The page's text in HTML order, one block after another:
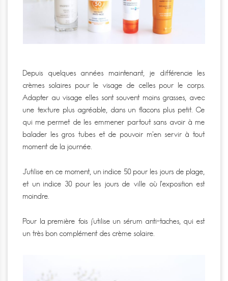
Depuis quelques années maintenant, je différencie les
crèmes solaires pour le visage de celles pour le corps.
Adapter au visage elles sont souvent moins grasses, avec
une texture plus agréable, dans un flacons plus petit. Ce
qui me permet de les emmener partout sans avoir à me
balader les gros tubes et de pouvoir m’en servir à tout
moment de la journée.
J’utilise en ce moment, un indice 50 pour les jours de plage,
et un indice 30 pour les jours de ville où l’exposition est
moindre.
Pour la première fois j’utilise un sérum anti-taches, qui est
un très bon complément des crème solaire.